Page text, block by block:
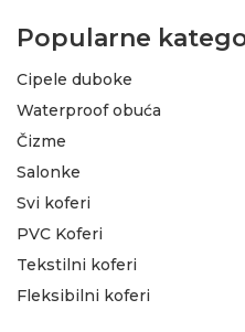
Popularne
Cipele duboke
Waterproof obuća
Čizme
Salonke
Svi koferi
PVC Koferi
Tekstilni koferi
Fleksibilni koferi